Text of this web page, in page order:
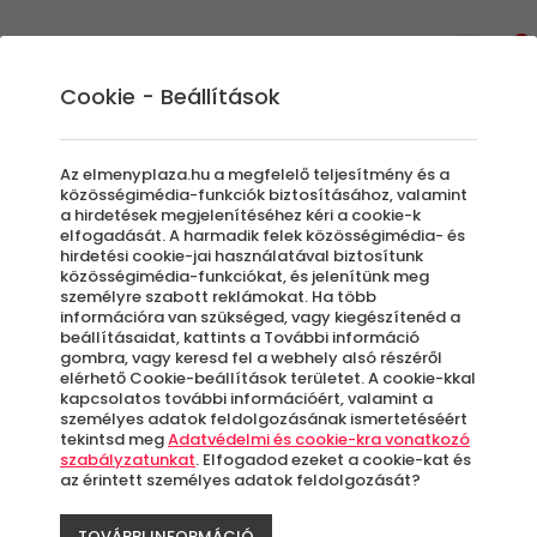
-20%
Cookie - Beállítások
Az elmenyplaza.hu a megfelelő teljesítmény és a
közösségimédia-funkciók biztosításához, valamint
a hirdetések megjelenítéséhez kéri a cookie-k
elfogadását. A harmadik felek közösségimédia- és
hirdetési cookie-jai használatával biztosítunk
közösségimédia-funkciókat, és jelenítünk meg
személyre szabott reklámokat. Ha több
információra van szükséged, vagy kiegészítenéd a
beállításaidat, kattints a További információ
gombra, vagy keresd fel a webhely alsó részéről
elérhető Cookie-beállítások területet. A cookie-kkal
kapcsolatos további információért, valamint a
személyes adatok feldolgozásának ismertetéséért
tekintsd megAdatvédelmi és cookie-kra vonatkozó
szabályzatunkat. Elfogadod ezeket a cookie-kat és
az érintett személyes adatok feldolgozását?